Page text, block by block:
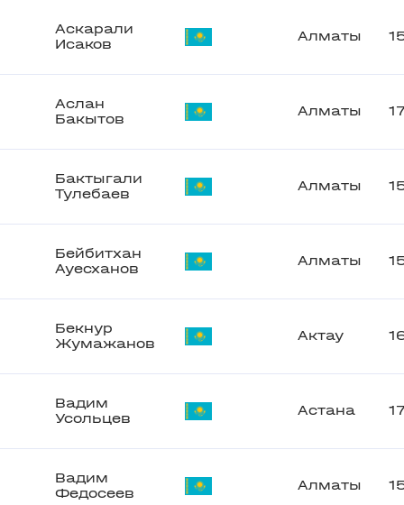
Аскарали
Исаков
Алматы
Аслан
Бакытов
Алматы
Бактыгали
Тулебаев
Алматы
Бейбитхан
Ауесханов
Алматы
Бекнур
Жумажанов
Актау
Вадим
Усольцев
Астана
Вадим
Федосеев
Алматы